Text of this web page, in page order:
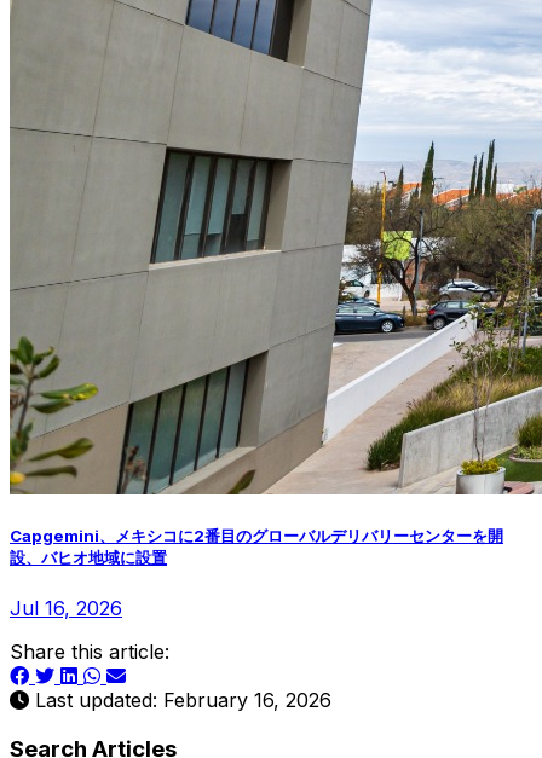
Capgemini、メキシコに2番目のグローバルデリバリーセンターを開
設、バヒオ地域に設置
Jul 16, 2026
Share this article:
Last updated: February 16, 2026
Search Articles